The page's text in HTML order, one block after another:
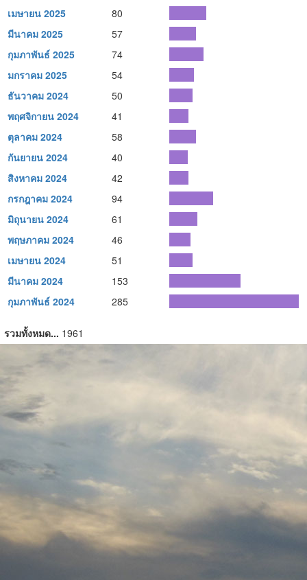
เมษายน 2025
80
มีนาคม 2025
57
กุมภาพันธ์ 2025
74
มกราคม 2025
54
ธันวาคม 2024
50
พฤศจิกายน 2024
41
ตุลาคม 2024
58
กันยายน 2024
40
สิงหาคม 2024
42
กรกฎาคม 2024
94
มิถุนายน 2024
61
พฤษภาคม 2024
46
เมษายน 2024
51
มีนาคม 2024
153
กุมภาพันธ์ 2024
285
รวมทั้งหมด... 1961